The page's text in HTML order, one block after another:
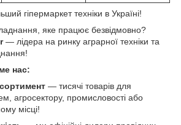
гіпермаркет техніки в Україні!
яке працює безвідмовно?
— лідера на ринку аграрної техніки та
нас:
— тисячі товарів для
агросектору, промисловості або
місці!